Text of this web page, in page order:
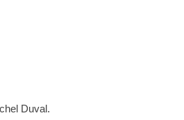
Duval.